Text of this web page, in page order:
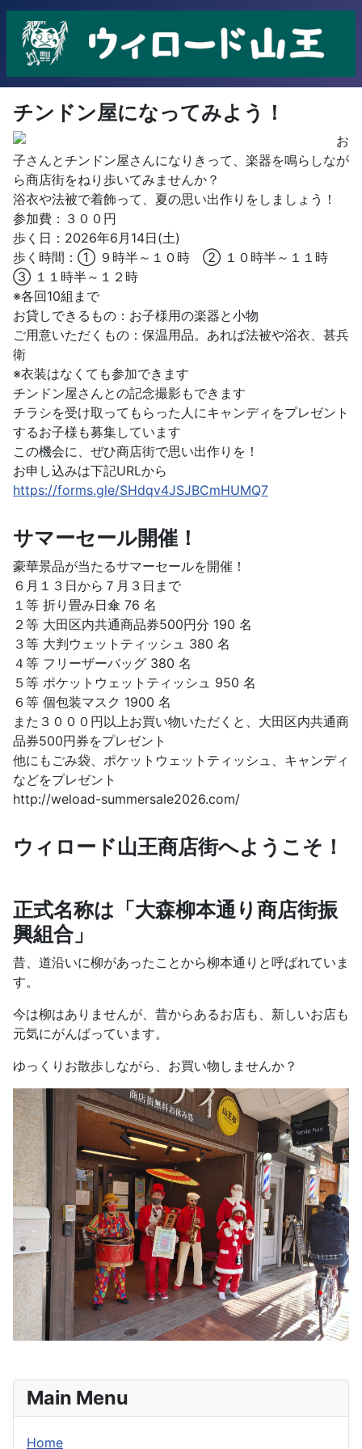
チンドン屋になってみよう！
お
子さんとチンドン屋さんになりきって、楽器を鳴らしなが
ら商店街をねり歩いてみませんか？
浴衣や法被で着飾って、夏の思い出作りをしましょう！
参加費：３００円
歩く日：2026年6月14日(土)
歩く時間：① ９時半～１０時 ② １０時半～１１時
③ １１時半～１２時
※各回10組まで
お貸しできるもの：お子様用の楽器と小物
ご用意いただくもの：保温用品。あれば法被や浴衣、甚兵
衛
※衣装はなくても参加できます
チンドン屋さんとの記念撮影もできます
チラシを受け取ってもらった人にキャンディをプレゼント
するお子様も募集しています
この機会に、ぜひ商店街で思い出作りを！
お申し込みは下記URLから
https://forms.gle/SHdqv4JSJBCmHUMQ7
サマーセール開催！
豪華景品が当たるサマーセールを開催！
６月１３日から７月３日まで
１等 折り畳み日傘 76 名
２等 大田区内共通商品券500円分 190 名
３等 大判ウェットティッシュ 380 名
４等 フリーザーバッグ 380 名
５等 ポケットウェットティッシュ 950 名
６等 個包装マスク 1900 名
また３０００円以上お買い物いただくと、大田区内共通商
品券500円券をプレゼント
他にもごみ袋、ポケットウェットティッシュ、キャンディ
などをプレゼント
http://weload-summersale2026.com/
ウィロード山王商店街へようこそ！
正式名称は「大森柳本通り商店街振
興組合」
昔、道沿いに柳があったことから柳本通りと呼ばれていま
す。
今は柳はありませんが、昔からあるお店も、新しいお店も
元気にがんばっています。
ゆっくりお散歩しながら、お買い物しませんか？
Main Menu
Home